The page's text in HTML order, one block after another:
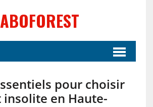
ABOFOREST
pour choisir
en Haute-